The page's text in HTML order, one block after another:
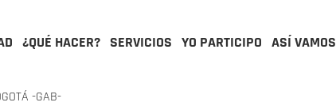
¿QUÉ HACER? SERVICIOS YO PARTICIPO ASÍ VAMOS
-GAB-